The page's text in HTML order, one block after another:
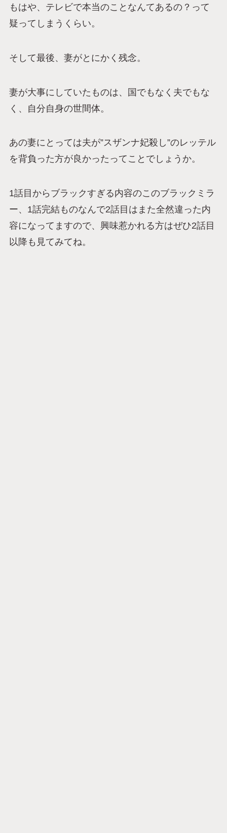
もはや、テレビで本当のことなんてあるの？って
疑ってしまうくらい。
そして最後、妻がとにかく残念。
妻が大事にしていたものは、国でもなく夫でもな
く、自分自身の世間体。
あの妻にとっては夫が”スザンナ妃殺し”のレッテル
を背負った方が良かったってことでしょうか。
1話目からブラックすぎる内容のこのブラックミラ
ー、1話完結ものなんで2話目はまた全然違った内
容になってますので、興味惹かれる方はぜひ2話目
以降も見てみてね。